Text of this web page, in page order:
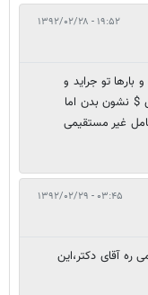
۱۹:۵۲ - ۱۳۹۲/۰۲/۲۸
تو جراید و
$ نشون بدن اما
غیر مستقیمی
۰۳:۴۵ - ۱۳۹۲/۰۲/۲۹
آقای دکتر،این